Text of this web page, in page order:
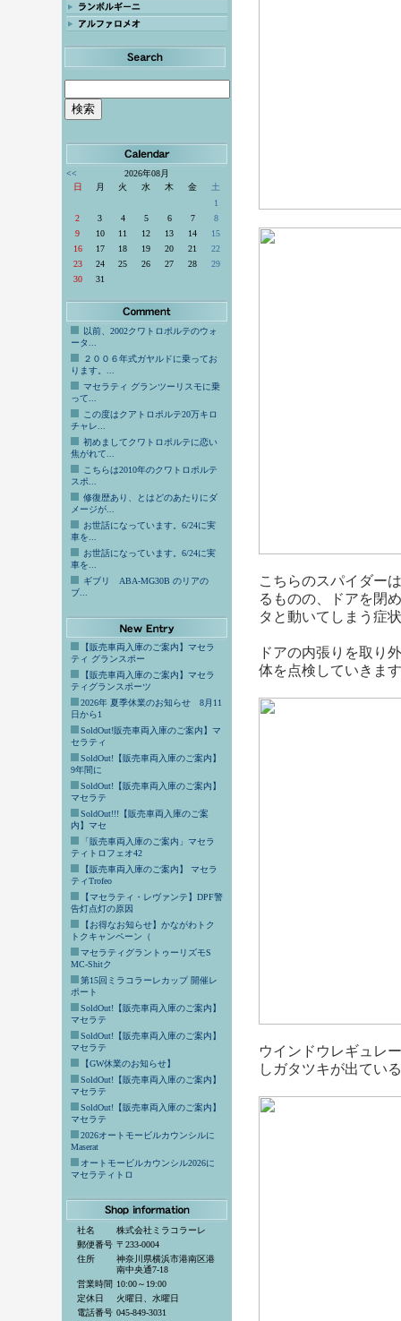
<<
2026年08月
日
月 火 水 木 金
土
1
2
3 4 5 6 7
8
9
10 11 12 13 14
15
16
17 18 19 20 21
22
23
24 25 26 27 28
29
30
31
以前、2002クワトロポルテのウォ
ータ...
２００６年式ガヤルドに乗ってお
ります。...
マセラティ グランツーリスモに乗
って...
この度はクアトロポルテ20万キロ
チャレ...
初めましてクワトロポルテに恋い
焦がれて...
こちらは2010年のクワトロポルテ
スポ...
修復歴あり、とはどのあたりにダ
メージが...
お世話になっています。6/24に実
車を...
お世話になっています。6/24に実
車を...
ギブリ ABA-MG30B のリアの
ブ...
【販売車両入庫のご案内】マセラ
ティ グランスポー
【販売車両入庫のご案内】マセラ
ティグランスポーツ
2026年 夏季休業のお知らせ 8月11
日から1
SoldOut!販売車両入庫のご案内】マ
セラティ
SoldOut!【販売車両入庫のご案内】
9年間に
SoldOut!【販売車両入庫のご案内】
マセラテ
SoldOut!!!【販売車両入庫のご案
内】マセ
「販売車両入庫のご案内」マセラ
ティトロフェオ42
【販売車両入庫のご案内】 マセラ
ティTrofeo
【マセラティ・レヴァンテ】DPF警
告灯点灯の原因
【お得なお知らせ】かながわトク
トクキャンペーン（
マセラティグラントゥーリズモS
MC-Shitク
第15回ミラコラーレカップ 開催レ
ポート
SoldOut!【販売車両入庫のご案内】
マセラテ
SoldOut!【販売車両入庫のご案内】
マセラテ
【GW休業のお知らせ】
SoldOut!【販売車両入庫のご案内】
マセラテ
SoldOut!【販売車両入庫のご案内】
マセラテ
2026オートモービルカウンシルに
Maserat
オートモービルカウンシル2026に
マセラティトロ
社名
株式会社ミラコラーレ
郵便番号 〒233-0004
住所
神奈川県横浜市港南区港
南中央通7-18
営業時間 10:00～19:00
定休日
火曜日、水曜日
電話番号 045-849-3031
こちらのスパイダー
るものの、ドアを閉
タと動いてしまう症
ドアの内張りを取り
体を点検していきま
ウインドウレギュレ
しガタツキが出てい